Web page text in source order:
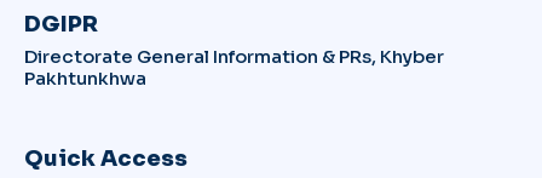
DGIPR
Directorate General Information & PRs, Khyber
Pakhtunkhwa
Quick Access